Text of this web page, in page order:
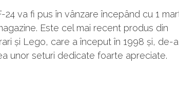
24 va fi pus în vânzare începând cu 1
Este cel mai recent produs din
și Lego, care a început în 1998 și, de-
unor seturi dedicate foarte apreciate.